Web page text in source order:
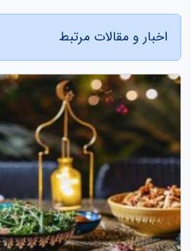
اخبار و مقالات مرتبط